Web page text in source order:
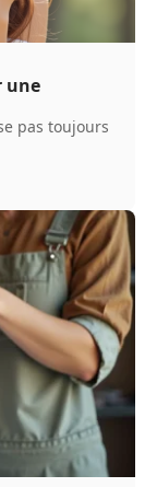
une
pas toujours